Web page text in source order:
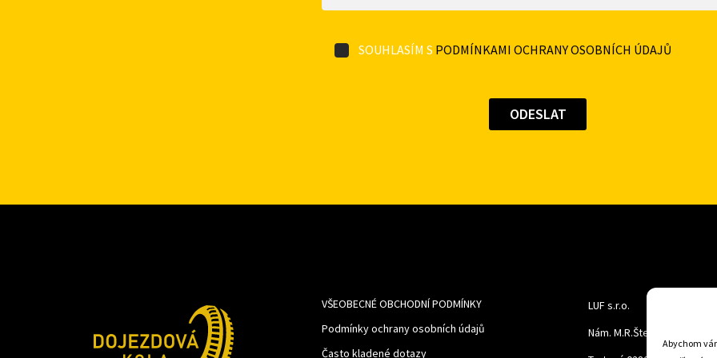
Abychom
SOUHLASÍM S PODMÍNKAMI OCHRANY OSOBNÍCH ÚDAJŮ
VŠEOBECNÉ OBCHODNÍ PODMÍNKY
Podmínky ochrany osobních údajů
Často kladené dotazy
LUF s.r.o.
Nám. M.R.Štefanika 518,